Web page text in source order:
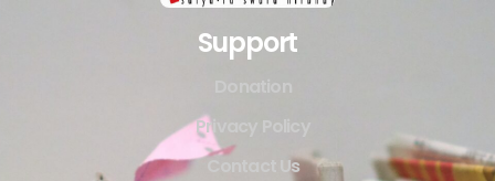
Support
Privacy Policy
Contact Us